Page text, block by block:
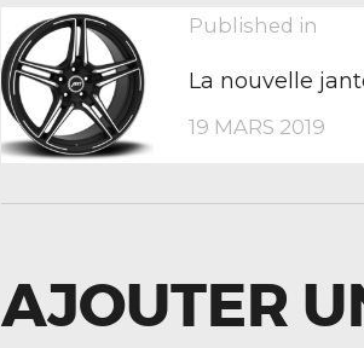
DE
Published in
La nouvelle
19 MARS 2019
AJOUTER